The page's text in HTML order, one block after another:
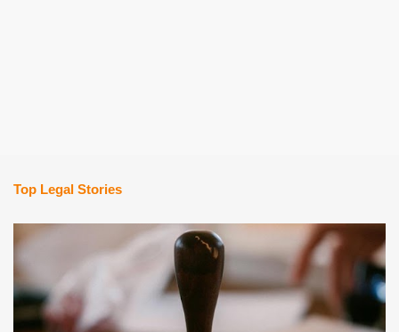
Top Legal Stories